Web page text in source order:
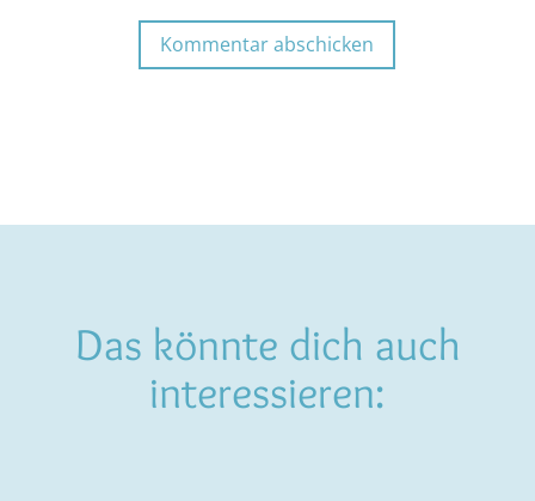
Kommentar abschicken
Das könnte dich auch
interessieren: